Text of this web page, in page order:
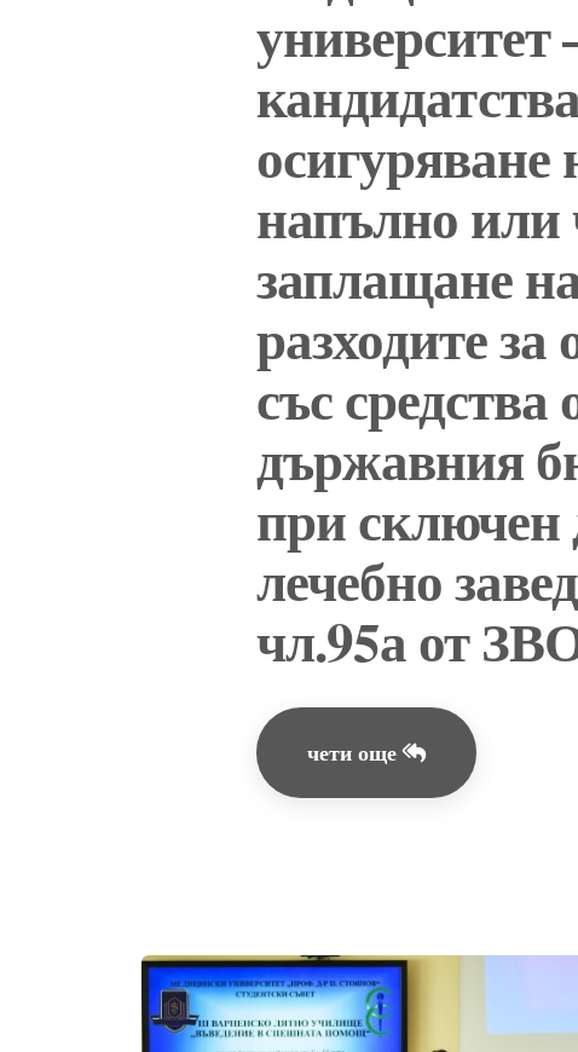
университет
осигуряване
напълно или
заплащане
разходите за
със средства
държавния
при сключен
лечебно
чл.95а от
чети още